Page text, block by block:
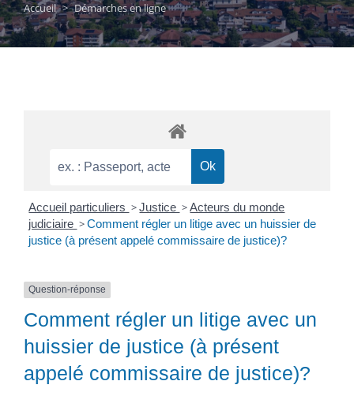
Accueil > Démarches en ligne
Accueil particuliers > Justice > Acteurs du monde
judiciaire > Comment régler un litige avec un huissier de
justice (à présent appelé commissaire de justice)?
Question-réponse
Comment régler un litige avec un
huissier de justice (à présent
appelé commissaire de justice)?